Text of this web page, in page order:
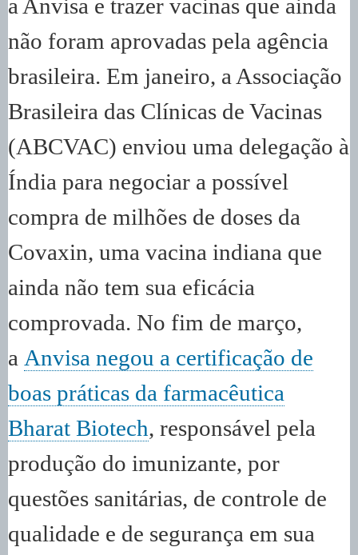
a Anvisa e trazer vacinas que ainda
não foram aprovadas pela agência
brasileira. Em janeiro, a Associação
Brasileira das Clínicas de Vacinas
(ABCVAC) enviou uma delegação à
Índia para negociar a possível
compra de milhões de doses da
Covaxin, uma vacina indiana que
ainda não tem sua eficácia
comprovada. No fim de março,
a Anvisa negou a certificação de
boas práticas da farmacêutica
Bharat Biotech, responsável pela
produção do imunizante, por
questões sanitárias, de controle de
qualidade e de segurança em sua